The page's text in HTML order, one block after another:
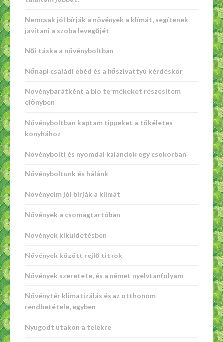
Nemcsak jól bírják a növények a klímát, segítenek
javítani a szoba levegőjét
Női táska a növényboltban
Nőnapi családi ebéd és a hőszivattyú kérdéskör
Növénybarátként a bio termékeket részesítem
előnyben
Növényboltban kaptam tippeket a tökéletes
konyhához
Növénybolti és nyomdai kalandok egy csokorban
Növényboltunk és hálánk
Növényeim jól bírják a klímát
Növények a csomagtartóban
Növények kiküldetésben
Növények között rejlő titkok
Növények szeretete, és a német nyelvtanfolyam
Növénytér klimatizálás és az otthonom
rendbetétele, egyben
Nyugodt utakon a telekre